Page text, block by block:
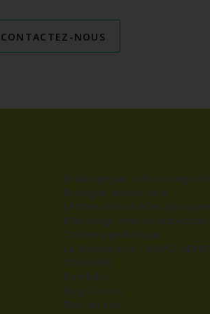
CONTACTEZ-NOUS
Éclairage par silhouettage
Enseigne double face
Lettres individuelles
Marquage véhicule
Totem signalétique
La Vitrophanie / VINYLE
CGV/RGPD
Portfolio
Blog / actus
Plan du site